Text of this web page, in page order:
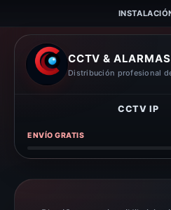
CCTV & ALARMAS
Distribución profesional
CCTV IP
ENVÍO GRATIS